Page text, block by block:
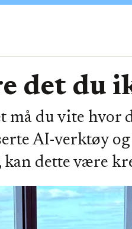
det du
du vite hvor
AI-verktøy
dette være